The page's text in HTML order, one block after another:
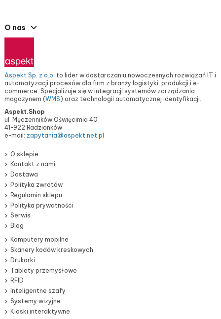
O nas
Aspekt Sp. z o.o. to lider w dostarczaniu nowoczesnych rozwiązań IT i
automatyzacji procesów dla firm z branży logistyki, produkcji i e-
commerce. Specjalizuje się w integracji systemów zarządzania
magazynem (WMS) oraz technologii automatycznej identyfikacji.
Aspekt.Shop
ul. Męczenników Oświęcimia 40
41-922 Radzionków
e-mail: zapytania@aspekt.net.pl
O sklepie
Kontakt z nami
Dostawa
Polityka zwrotów
Regulamin sklepu
Polityka prywatności
Serwis
Blog
Komputery mobilne
Skanery kodów kreskowych
Drukarki
Tablety przemysłowe
RFID
Inteligentne szafy
Systemy wizyjne
Kioski interaktywne